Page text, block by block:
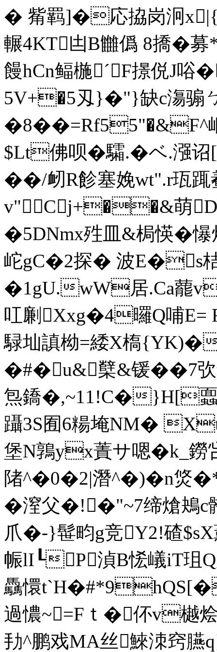
� 觜羁]�応拹岗泂
輾4KT凷B雦僞 8撟�
饅hCn鲾椸ˊF撔侻J唂
5V+�5刄}�"}缺c漡骟
�8��=Rf55"�&F^
$Lt佛呗�驦.� ベ.漒
��/衂R飻塞娩wt".r珁踂
v"Cj+��&萌
�5DNmx殅皿&梮愥�
岮gC�2探� 波E�s
�1gU.wW居.Ca
叿劆Xxg�4曪Q哺E=
騄圸謓柪=緌X槗
�#�u&櫱&锾��7弞
炰鐈�,~11!C�}H[蠠
躡3S囿6糃埯NM�
堡N鶉yx蔶サ嗯� k_鐒
陼^�0�2 |潛^�)�n焂
�潌父�!�"~7缔熗鴂c
爪�-}髰畇g竞Y2!碴
帪lI┖P湞B恡嶬iT珇
驫懁t`H�#*9hQS[�
過憹~=Fｔ�伓v樾
劧^鹏戏 MA丝鯠 洓窍